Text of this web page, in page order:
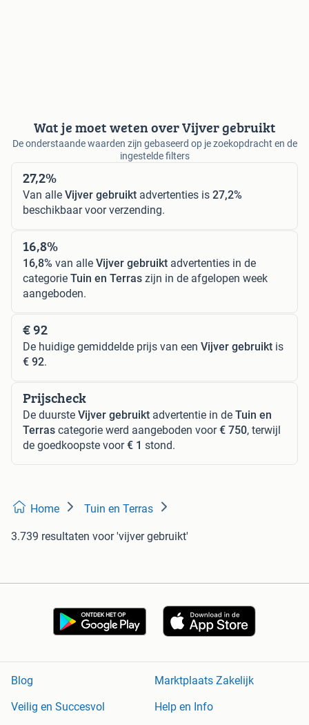
Wat je moet weten over Vijver gebruikt
De onderstaande waarden zijn gebaseerd op je zoekopdracht en de
ingestelde filters
27,2%
Van alle Vijver gebruikt advertenties is 27,2%
beschikbaar voor verzending.
16,8%
16,8% van alle Vijver gebruikt advertenties in de
categorie Tuin en Terras zijn in de afgelopen week
aangeboden.
€ 92
De huidige gemiddelde prijs van een Vijver gebruikt is
€ 92.
Prijscheck
De duurste Vijver gebruikt advertentie in de Tuin en
Terras categorie werd aangeboden voor€ 750, terwijl
de goedkoopste voor€ 1 stond.
Home Tuin en Terras
3.739 resultaten voor 'vijver gebruikt'
Blog
Marktplaats Zakelijk
Veilig en Succesvol
Help en Info